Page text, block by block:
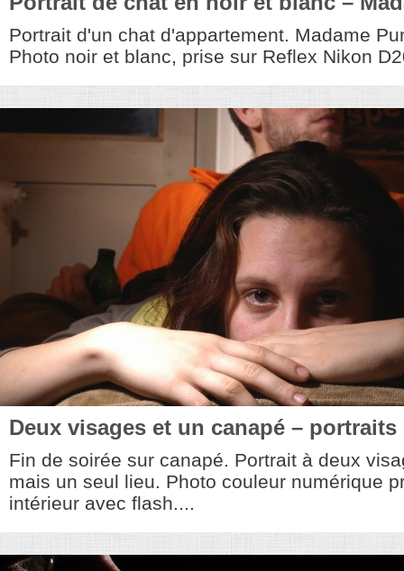
Portrait d'un chat d'appartement. Madame
Photo noir et blanc, prise sur Reflex Nikon
Deux visages et un canapé –
Fin de soirée sur canapé. Portrait à deux
mais un seul lieu. Photo couleur numérique
intérieur avec flash....